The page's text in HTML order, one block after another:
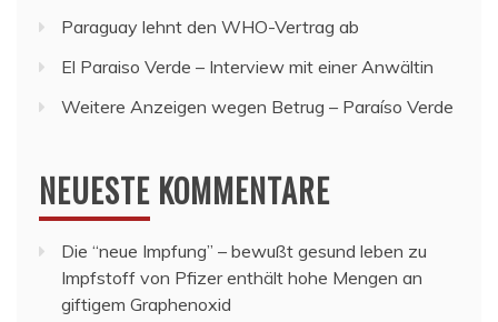
Paraguay lehnt den WHO-Vertrag ab
El Paraiso Verde – Interview mit einer Anwältin
Weitere Anzeigen wegen Betrug – Paraíso Verde
NEUESTE KOMMENTARE
Die “neue Impfung” – bewußt gesund leben zu
Impfstoff von Pfizer enthält hohe Mengen an
giftigem Graphenoxid